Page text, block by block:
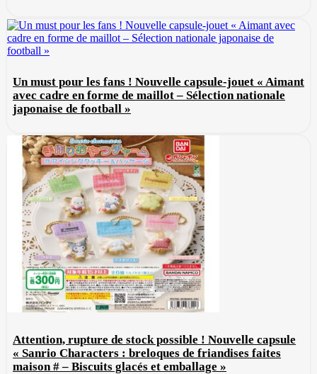
Un must pour les fans ! Nouvelle capsule-jouet « Aimant
avec cadre en forme de maillot – Sélection nationale
japonaise de football »
Attention, rupture de stock possible ! Nouvelle capsule
« Sanrio Characters : breloques de friandises faites
maison # – Biscuits glacés et emballage »